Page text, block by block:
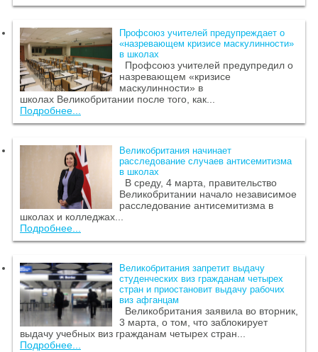
Профсоюз учителей предупреждает о
«назревающем кризисе маскулинности»
в школах
Профсоюз учителей предупредил о
назревающем «кризисе
маскулинности» в
школах Великобритании после того, как...
Подробнее...
Великобритания начинает
расследование случаев антисемитизма
в школах
В среду, 4 марта, правительство
Великобритании начало независимое
расследование антисемитизма в
школах и колледжах...
Подробнее...
Великобритания запретит выдачу
студенческих виз гражданам четырех
стран и приостановит выдачу рабочих
виз афганцам
Великобритания заявила во вторник,
3 марта, о том, что заблокирует
выдачу учебных виз гражданам четырех стран...
Подробнее...